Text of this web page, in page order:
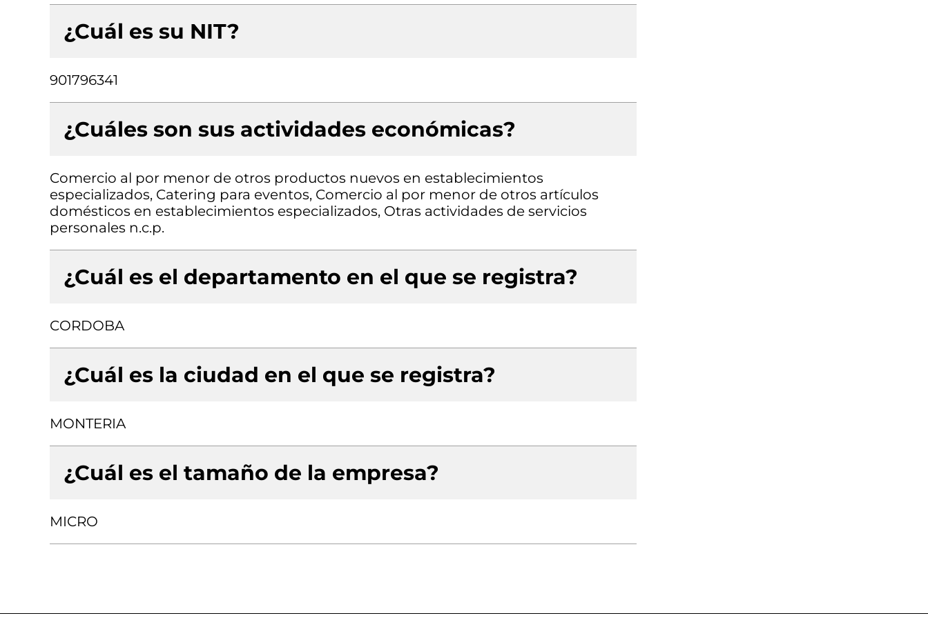
¿Cuál es su NIT?
901796341
¿Cuáles son sus actividades económicas?
Comercio al por menor de otros productos nuevos en establecimientos
especializados, Catering para eventos, Comercio al por menor de otros artículos
domésticos en establecimientos especializados, Otras actividades de servicios
personales n.c.p.
¿Cuál es el departamento en el que se registra?
CORDOBA
¿Cuál es la ciudad en el que se registra?
MONTERIA
¿Cuál es el tamaño de la empresa?
MICRO